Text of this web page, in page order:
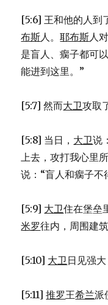
[5:6] 王和他的人到
布斯人。耶布斯人对
是盲人、瘸子都可
能进到这里。”
[5:7] 然而大卫攻取
[5:8] 当日， 大卫说
上去，攻打我心里
说：“盲人和瘸子不
[5:9] 大卫住在堡垒
米罗往内，周围建筑
[5:10] 大卫日见强
[5:11]推罗王希兰派